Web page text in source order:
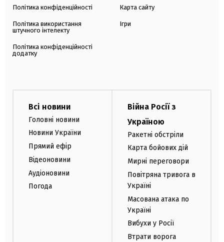
Політика конфіденційності
Політика використання
штучного інтелекту
Політика конфіденційності
додатку
Карта сайту
Ігри
Всі новини
Головні новини
Новини України
Прямий ефір
Відеоновини
Аудіоновини
Погода
Війна Росії з
Україною
Ракетні обстріли
Карта бойових дій
Мирні переговори
Повітряна тривога в
Україні
Масована атака по
Україні
Вибухи у Росії
Втрати ворога